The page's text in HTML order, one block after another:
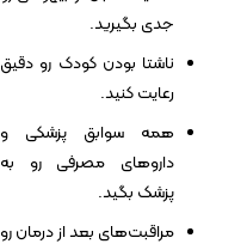
جدی بگیرید.
ناشتا بودن کودک رو دقیق
رعایت کنید.
همه سوابق پزشکی و
داروهای مصرفی رو به
پزشک بگید.
مراقبت‌های بعد از درمان رو